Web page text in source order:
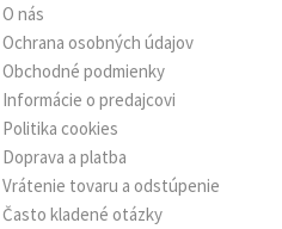
O nás
Ochrana osobných údajov
Obchodné podmienky
Informácie o predajcovi
Politika cookies
Doprava a platba
Vrátenie tovaru a odstúpenie
Často kladené otázky